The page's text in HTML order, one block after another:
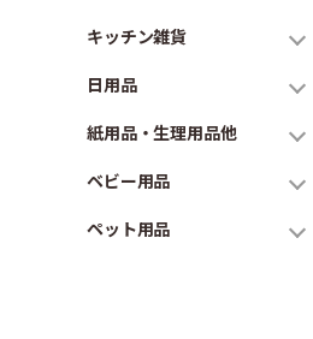
キッチン雑貨
日用品
紙用品・生理用品他
ベビー用品
ペット用品